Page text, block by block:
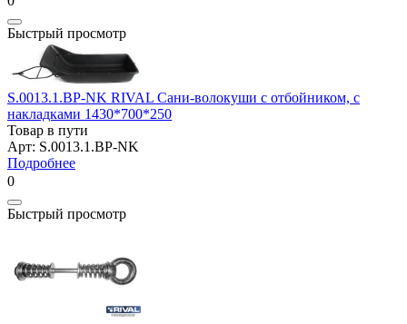
Быстрый просмотр
S.0013.1.BP-NK RIVAL Сани-волокуши с отбойником, с
накладками 1430*700*250
Товар в пути
Арт: S.0013.1.BP-NK
Подробнее
0
Быстрый просмотр